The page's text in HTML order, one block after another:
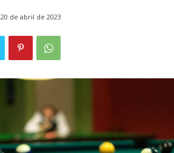
20 de abril de 2023